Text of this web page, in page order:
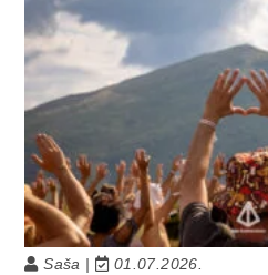
Saša | 01.07.2026.